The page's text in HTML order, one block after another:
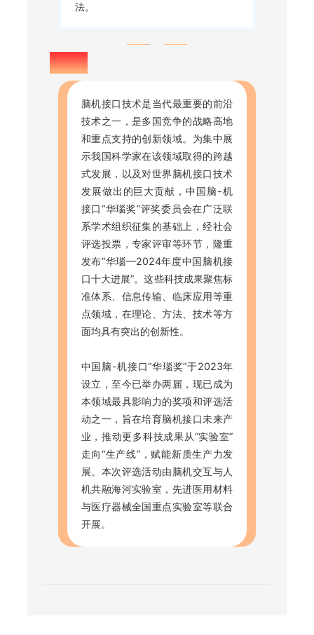
法。
华瑙奖
脑机接口技术是当代最重要的前沿
技术之一，是多国竞争的战略高地
和重点支持的创新领域。为集中展
示我国科学家在该领域取得的跨越
式发展，以及对世界脑机接口技术
发展做出的巨大贡献，中国脑-机
接口“华瑙奖”评奖委员会在广泛联
系学术组织征集的基础上，经社会
评选投票，专家评审等环节，隆重
发布“华瑙—2024年度中国脑机接
口十大进展”。这些科技成果聚焦标
准体系、信息传输、临床应用等重
点领域，在理论、方法、技术等方
面均具有突出的创新性。
中国脑-机接口“华瑙奖”于2023年
设立，至今已举办两届，现已成为
本领域最具影响力的奖项和评选活
动之一，旨在培育脑机接口未来产
业，推动更多科技成果从“实验室”
走向“生产线”，赋能新质生产力发
展。本次评选活动由脑机交互与人
机共融海河实验室，先进医用材料
与医疗器械全国重点实验室等联合
开展。